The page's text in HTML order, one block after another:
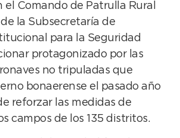
el Comando de Patrulla Rural
la Subsecretaría de
para la Seguridad
protagonizado por las
no tripuladas que
bonaerense el pasado año
reforzar las medidas de
campos de los 135 distritos.